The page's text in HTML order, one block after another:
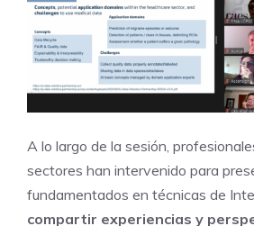
A lo largo de la sesión,
sectores han intervenido para
fundamentados en técnicas de
compartir experiencias y